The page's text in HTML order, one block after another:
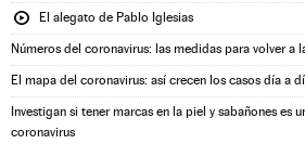
El alegato de Pablo Iglesias
Números del coronavirus: las medidas para volver a
El mapa del coronavirus: así crecen los casos día a
Investigan si tener marcas en la piel y sabañones es
coronavirus